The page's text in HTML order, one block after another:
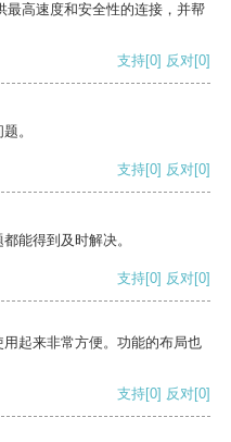
最高速度和安全性的连接，并帮
支持[0] 反对[0]
。
支持[0] 反对[0]
能得到及时解决。
支持[0] 反对[0]
起来非常方便。功能的布局也
支持[0] 反对[0]